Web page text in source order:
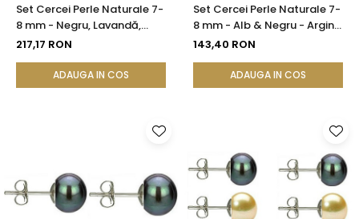
Set Cercei Perle Naturale 7-
8 mm - Negru, Lavandă,
Crem - Argint 925 |
217,17 RON
ADAUGA IN COS
Set Cercei Perle Naturale 7-
8 mm - Alb & Negru - Argint
925 | KASKADDA®
143,40 RON
ADAUGA IN COS